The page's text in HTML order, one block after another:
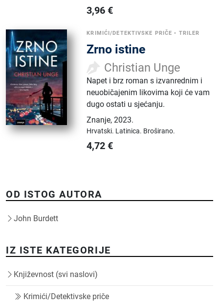
3,96 €
KRIMIĆI/DETEKTIVSKE PRIČE • TRILER
Zrno istine
Christian Unge
Napet i brz roman s izvanrednim i
neuobičajenim likovima koji će vam
dugo ostati u sjećanju.
Znanje,2023.
Hrvatski. Latinica. Broširano.
4,72 €
OD ISTOG AUTORA
John Burdett
IZ ISTE KATEGORIJE
Književnost (svi naslovi)
Krimići/Detektivske priče